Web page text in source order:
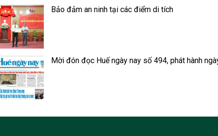
Bảo đảm an ninh tại các điểm di tích
Mời đón đọc Huế ngày nay số 494, phát hành